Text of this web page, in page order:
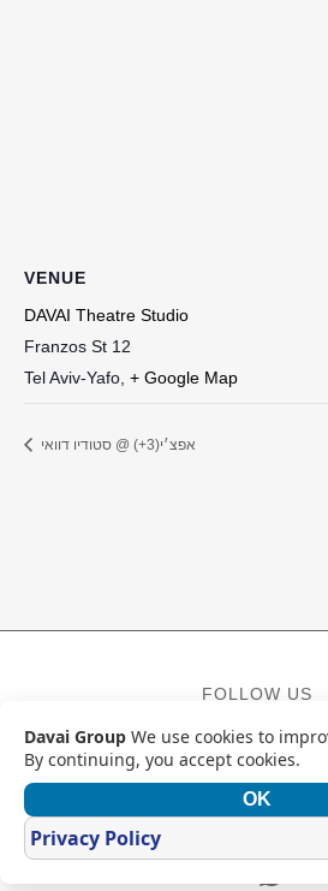
VENUE
DAVAI Theatre Studio
Franzos St 12
Tel Aviv-Yafo, + Google Map
אפצ׳י(3+) @ סטודיו דוואי
FOLLOW US
CONTACT
Davai Group We use cookies to
By continuing, you accept cookies.
OK
Privacy Policy